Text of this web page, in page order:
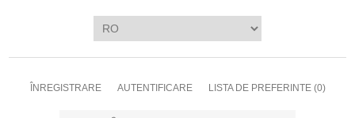
ÎNREGISTRARE AUTENTIFICARE LISTA DE PREFERINTE (0)